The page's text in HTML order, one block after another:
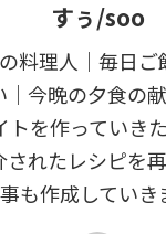
すぅ/soo
料理人｜毎日
今晩の夕食の
トを作っていき
されたレシピを
も作成していき